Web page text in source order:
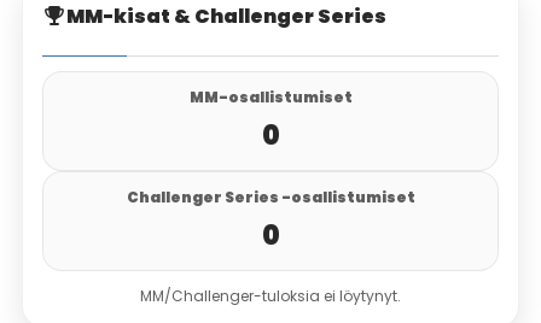
MM-kisat & Challenger Series
MM-osallistumiset
0
Challenger Series -osallistumiset
0
MM/Challenger-tuloksia ei löytynyt.